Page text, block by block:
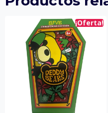
¡Oferta!